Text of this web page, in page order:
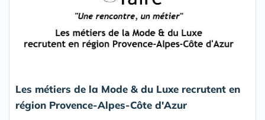
Les métiers de la Mode & du Luxe recrutent en
région Provence-Alpes-Côte d'Azur